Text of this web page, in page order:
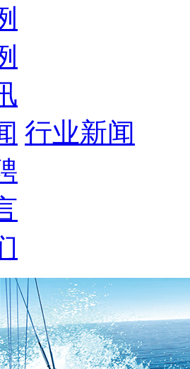
行业新闻